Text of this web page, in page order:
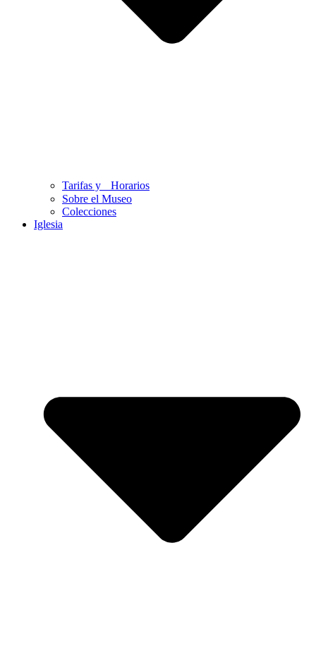
Tarifas y Horarios
Sobre el Museo
Colecciones
Iglesia